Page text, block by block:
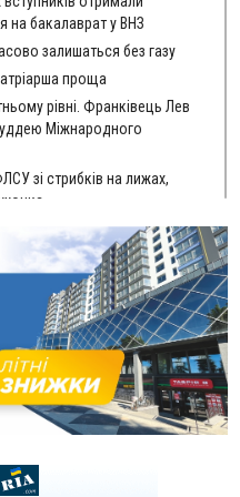
на бакалаврат у ВНЗ
залишаться без газу
проща
рівні. Франківець Лев
Міжнародного
зі стрибків на лижах,
чоловіка, який три дні
влади Польщі на атаки на
серпня
привітали рідну Коломию з
Долині та Яремче
малолітнього хлопчика: суд
гідрологічна посуха - рівні